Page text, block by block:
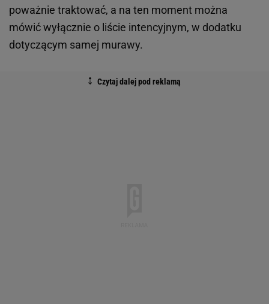
poważnie traktować, a na ten moment można
mówić wyłącznie o liście intencyjnym, w dodatku
dotyczącym samej murawy.